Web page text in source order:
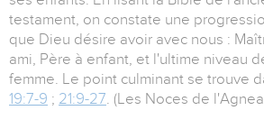
testament, on constate une
que Dieu désire avoir avec nous :
ami, Père à enfant, et l'ultime niveau
femme. Le point culminant se trouve
19:7-9 ; 21:9-27. (Les Noces de